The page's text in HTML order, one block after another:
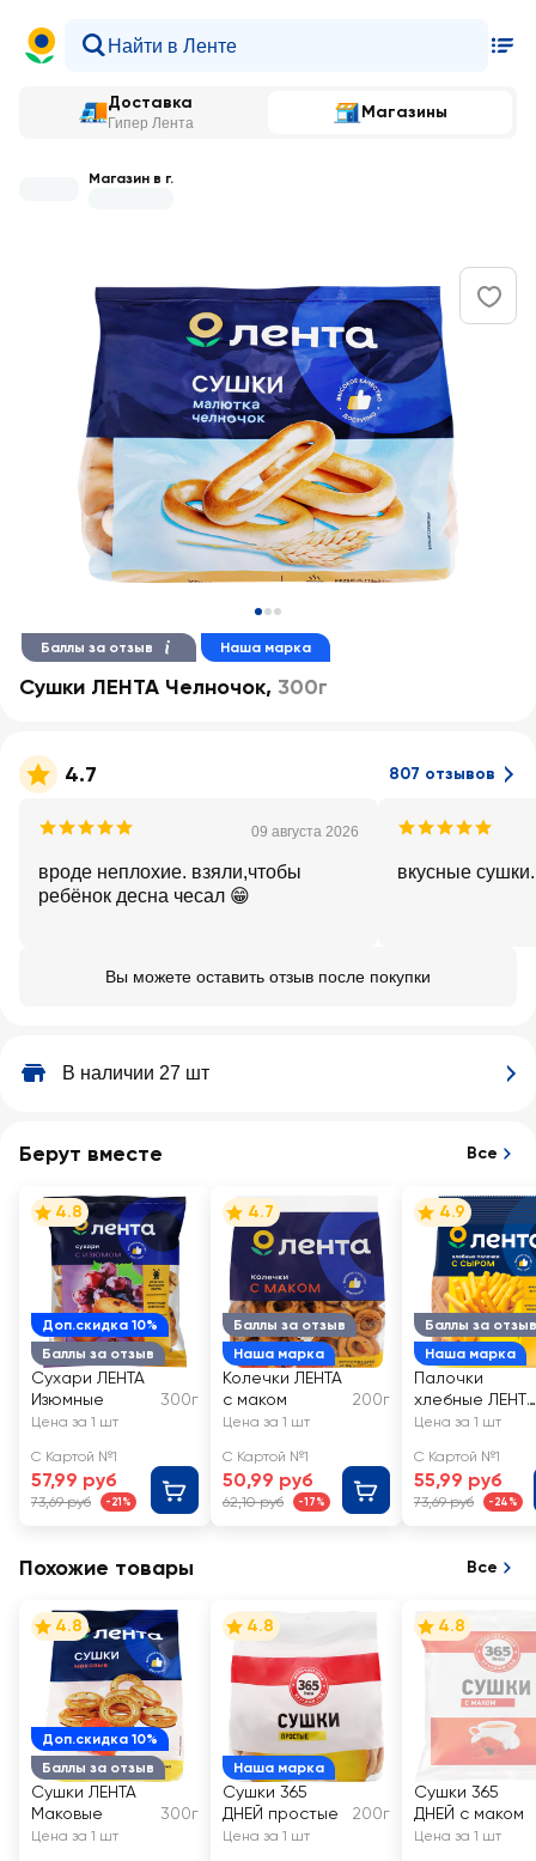
Доставка
Гипер Лента
Магазины
Магазин в г.
Баллы за отзыв Наша марка
Сушки ЛЕНТА Челночок, 300г
4.7 807 отзывов
09 августа 2026
вроде неплохие. взяли,чтобы
ребёнок десна чесал 😁
вкусные
Вы можете оставить отзыв после покупки
В наличии 27 шт
Берут вместе Все
Доп.скидка 10%
Баллы за отзыв
4.8
Сухари ЛЕНТА
Изюмные
300г
Цена за 1 шт
С Картой №1
57,99 руб
73,69 руб -21%
Баллы за отзыв
Наша марка
4.7
Колечки ЛЕНТА
с маком
200г
Цена за 1 шт
С Картой №1
50,99 руб
62,10 руб -17%
Баллы за отзыв
Наша марка
4.9
Палочки
хлебные ЛЕНТА
с сыром
Цена за 1 шт
С Картой №1
55,99 руб
73,69 руб -24%
Похожие товары Все
Доп.скидка 10%
Баллы за отзыв
4.8
Сушки ЛЕНТА
Маковые
300г
Цена за 1 шт
Наша марка
4.8
Сушки 365
ДНЕЙ простые
200г
Цена за 1 шт
4.8
Сушки 365
ДНЕЙ с маком
Цена за 1 шт